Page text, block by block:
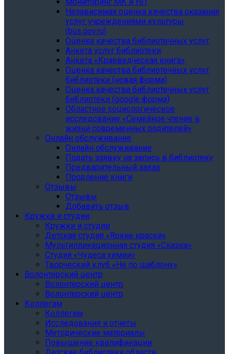
Независимая оценка качества оказания
услуг учреждениями культуры
(bus.gov.ru)
Оценка качества библиотечных услуг
Анкета услуг библиотеки
Анкета «Краеведческая книга»
Oценка качества библиотечных услуг
библиотеки (новая форма)
Oценка качества библиотечных услуг
библиотеки (google форма)
Областное социологическое
исследование «Семейное чтение в
жизни современных родителей»
Онлайн обслуживание
Онлайн обслуживание
Подать заявку на запись в библиотеку
Предварительный заказ
Продление книги
Отзывы
Отзывы
Добавить отзыв
Кружки и студии
Кружки и студии
Детская студия «Яркие краски»
Мультипликационная студия «Сказка»
Студия «Чудеса химии»
Творческий клуб «Не по шаблону»
Волонтерский центр
Волонтерский центр
Волонтерский центр
Коллегам
Коллегам
Исследования и отчеты
Методические материалы
Повышение квалификации